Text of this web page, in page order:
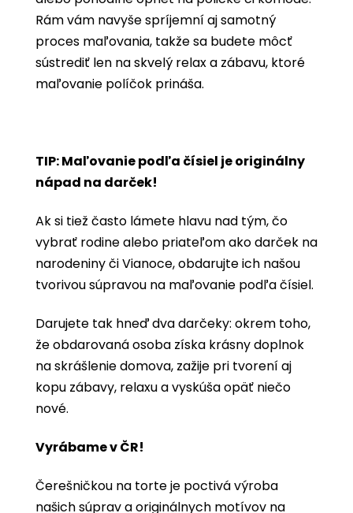
Rám vám navyše spríjemní aj samotný
proces maľovania, takže sa budete môcť
sústrediť len na skvelý relax a zábavu, ktoré
maľovanie políčok prináša.
TIP: Maľovanie podľa čísiel je originálny
nápad na darček!
Ak si tiež často lámete hlavu nad tým, čo
vybrať rodine alebo priateľom ako darček na
narodeniny či Vianoce, obdarujte ich našou
tvorivou súpravou na maľovanie podľa čísiel.
Darujete tak hneď dva darčeky: okrem toho,
že obdarovaná osoba získa krásny doplnok
na skrášlenie domova, zažije pri tvorení aj
kopu zábavy, relaxu a vyskúša opäť niečo
nové.
Vyrábame v ČR!
Čerešničkou na torte je poctivá výroba
našich súprav a originálnych motívov na